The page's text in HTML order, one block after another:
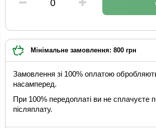
Мінімальне замовлення: 800 грн
Замовлення зі 100% оплатою
насамперед.
При 100% передоплаті ви не сплачуєте
післяплату.